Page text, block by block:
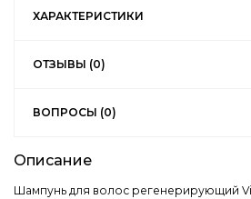
ХАРАКТЕРИСТИКИ
ОТЗЫВЫ (0)
ВОПРОСЫ (0)
Описание
Шампунь для волос регенерирующий